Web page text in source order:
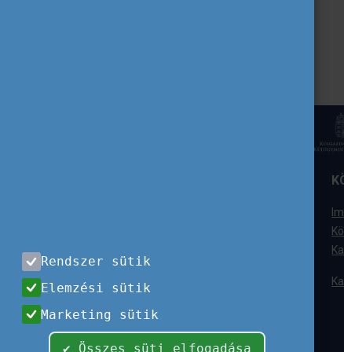
+36 (1) 237-1300
+36 (1) 237-1320
Rendszer sütik
Elemzési sütik
Marketing sütik
✔ Összes süti elfogadása